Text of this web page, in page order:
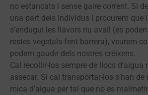
no estancats i sense gaire corrent. Si
una part dels individus i procurem que
s’endugui les llavors riu avall (es
restes vegetals fent barrera), veurem
podem gaudir dels nostres créixens.
Cal recollir-los sempre de llocs d’aigua
assecar. Si cal transportar-los s’han
mica d’aigua per tal que no es